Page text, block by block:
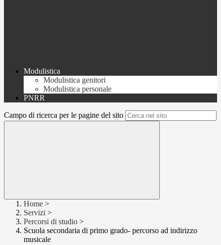
Modulistica
Modulistica genitori
Modulistica personale
PNRR
Campo di ricerca per le pagine del sito
Home >
Servizi >
Percorsi di studio >
Scuola secondaria di primo grado- percorso ad indirizzo
musicale